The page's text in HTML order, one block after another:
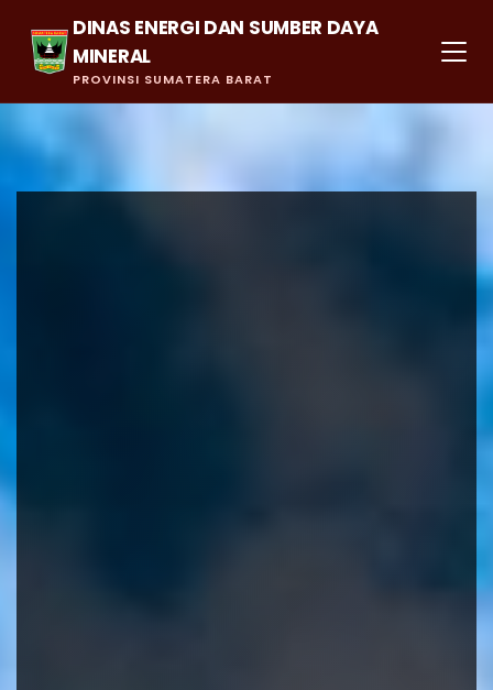
DINAS ENERGI DAN SUMBER DAYA
MINERAL
PROVINSI SUMATERA BARAT